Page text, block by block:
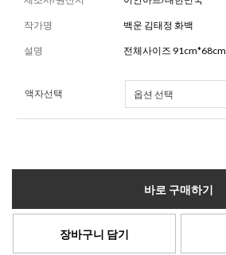
작가명 백운 김태정 화백
설명 전체사이즈 91cm*68cm
액자선택
바로 구매하기
장바구니 담기